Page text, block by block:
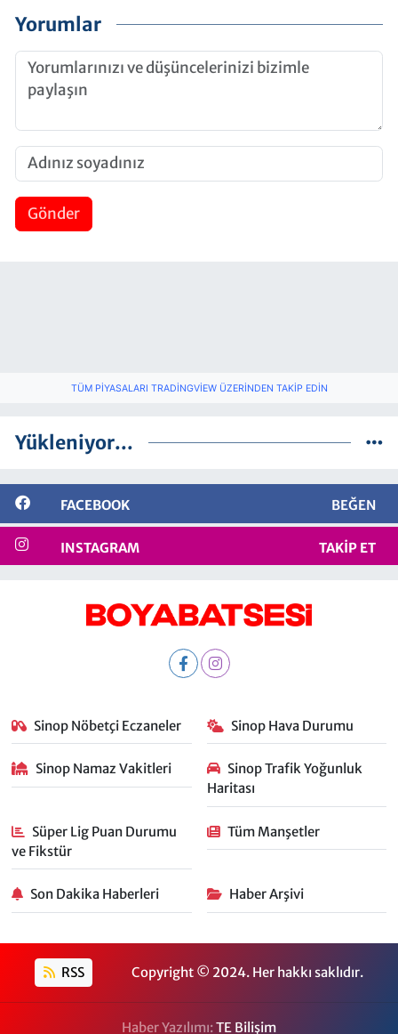
Yorumlar
Gönder
TÜM PIYASALARI TRADINGVIEW ÜZERINDEN TAKIP EDIN
Yükleniyor...
FACEBOOK BEĞEN
INSTAGRAM TAKIP ET
Sinop Nöbetçi Eczaneler Sinop Hava Durumu
Sinop Namaz Vakitleri
Sinop Trafik Yoğunluk
Haritası
Süper Lig Puan Durumu
ve Fikstür
Tüm Manşetler
Son Dakika Haberleri Haber Arşivi
RSS Copyright © 2024. Her hakkı saklıdır.
Haber Yazılımı:TE Bilişim